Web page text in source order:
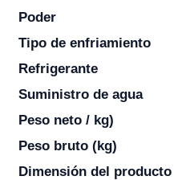
Poder
Tipo de enfriamiento
Refrigerante
Suministro de agua
Peso neto / kg)
Peso bruto (kg)
Dimensión del producto